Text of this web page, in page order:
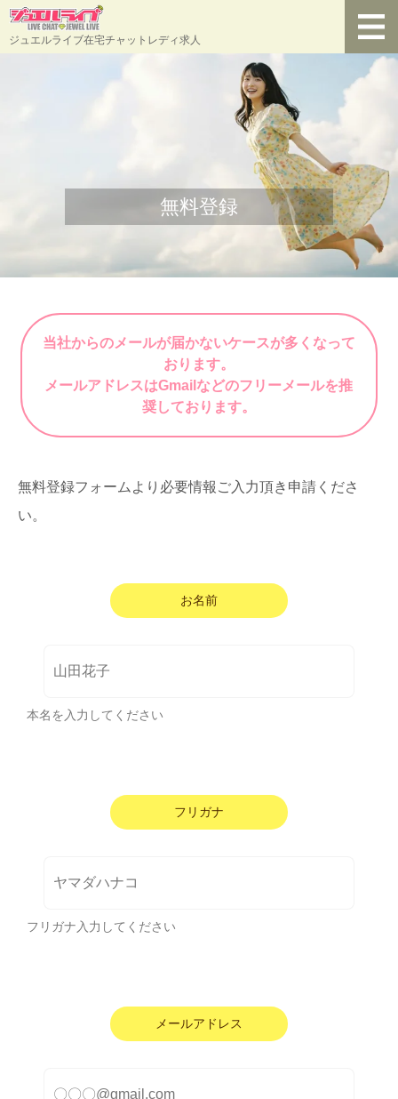
ジュエルライブ在宅チャットレディ求人
無料登録
当社からのメールが届かないケースが多くなって
おります。
メールアドレスはGmailなどのフリーメールを推
奨しております。
無料登録フォームより必要情報ご入力頂き申請くださ
い。
お名前
本名を入力してください
フリガナ
フリガナ入力してください
メールアドレス